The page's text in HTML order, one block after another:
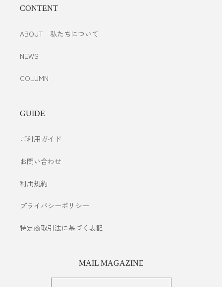
CONTENT
ABOUT 私たちについて
NEWS
COLUMN
GUIDE
ご利用ガイド
お問い合わせ
利用規約
プライバシーポリシー
特定商取引法に基づく表記
MAIL MAGAZINE